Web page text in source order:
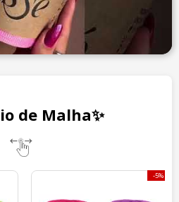
de Malha✨
5%